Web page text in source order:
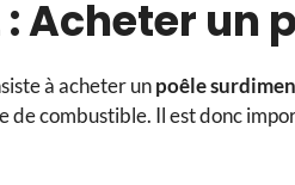
: Acheter
à acheter unpoêle
de combustible. Il est donc